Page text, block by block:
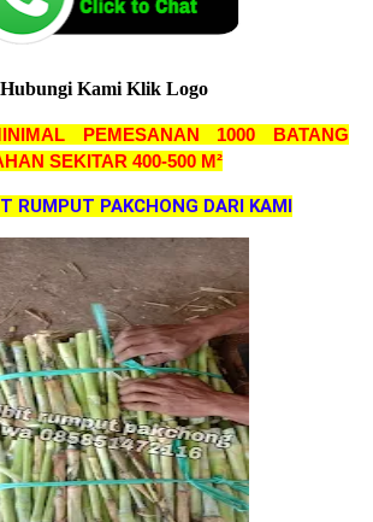
Hubungi Kami Klik Logo
PEMESANAN 1000 BATANG
SEKITAR 400-500 M²
RUMPUT PAKCHONG DARI KAMI